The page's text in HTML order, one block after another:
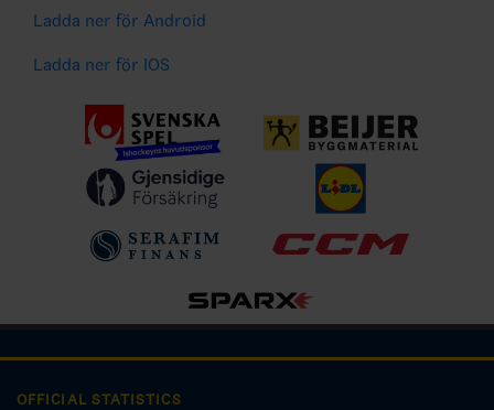
Ladda ner för Android
Ladda ner för IOS
OFFICIAL STATISTICS